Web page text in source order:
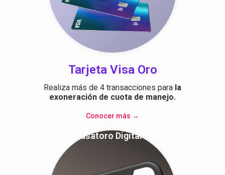
Tarjeta Visa Oro
Realiza más de 4 transacciones para la
exoneración de cuota de manejo.
Conocer más →
Casatoro Digital